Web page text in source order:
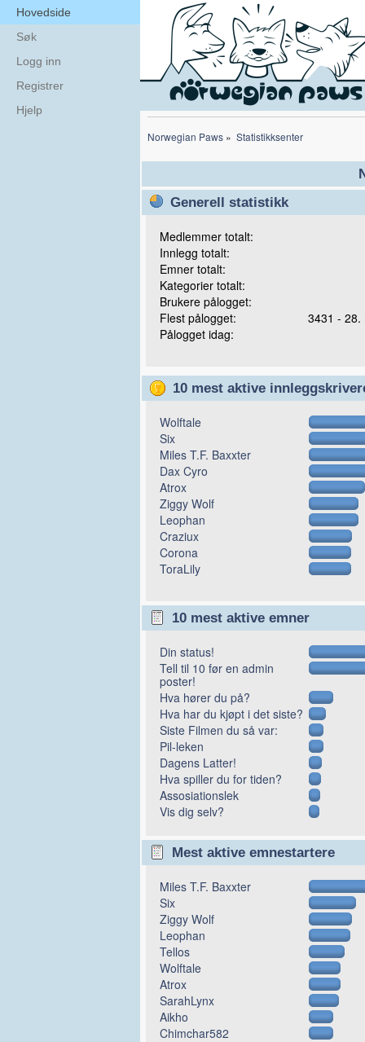
Hovedside
Søk
Logg inn
Registrer
Hjelp
Norwegian Paws » Statistikksenter
Generell statistikk
Medlemmer totalt:
Innlegg totalt:
Emner totalt:
Kategorier totalt:
Brukere pålogget:
Flest pålogget:
3431 - 28.
Pålogget idag:
10 mest aktive
Wolftale
Six
Miles T.F. Baxxter
Dax Cyro
Atrox
Ziggy Wolf
Leophan
Craziux
Corona
ToraLily
10 mest aktive emner
Din status!
Tell til 10 før en admin
poster!
Hva hører du på?
Hva har du kjøpt i det siste?
Siste Filmen du så var:
Pil-leken
Dagens Latter!
Hva spiller du for tiden?
Assosiationslek
Vis dig selv?
Mest aktive emnestartere
Miles T.F. Baxxter
Six
Ziggy Wolf
Leophan
Tellos
Wolftale
Atrox
SarahLynx
Aikho
Chimchar582